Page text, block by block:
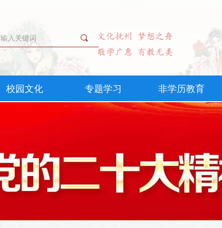
끠
校园文化 专题学习 非学历教育